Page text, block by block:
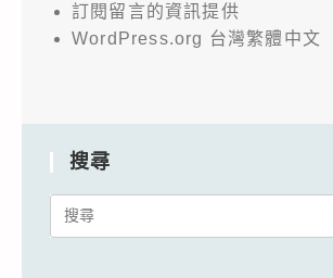
訂閱留言的資訊提供
WordPress.org 台灣繁體中文
搜尋
Search